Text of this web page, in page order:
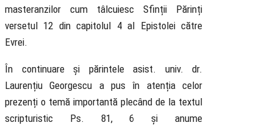
masteranzilor cum tâlcuiesc Sfinții Părinți
versetul 12 din capitolul 4 al Epistolei către
Evrei.
În continuare și părintele asist. univ. dr.
Laurențiu Georgescu a pus în atenția celor
prezenți o temă importantă plecând de la textul
scripturistic Ps. 81, 6 și anume